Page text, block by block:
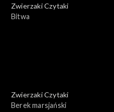
Zwierzaki Czytaki
Bitwa
Zwierzaki Czytaki
Berek marsjański